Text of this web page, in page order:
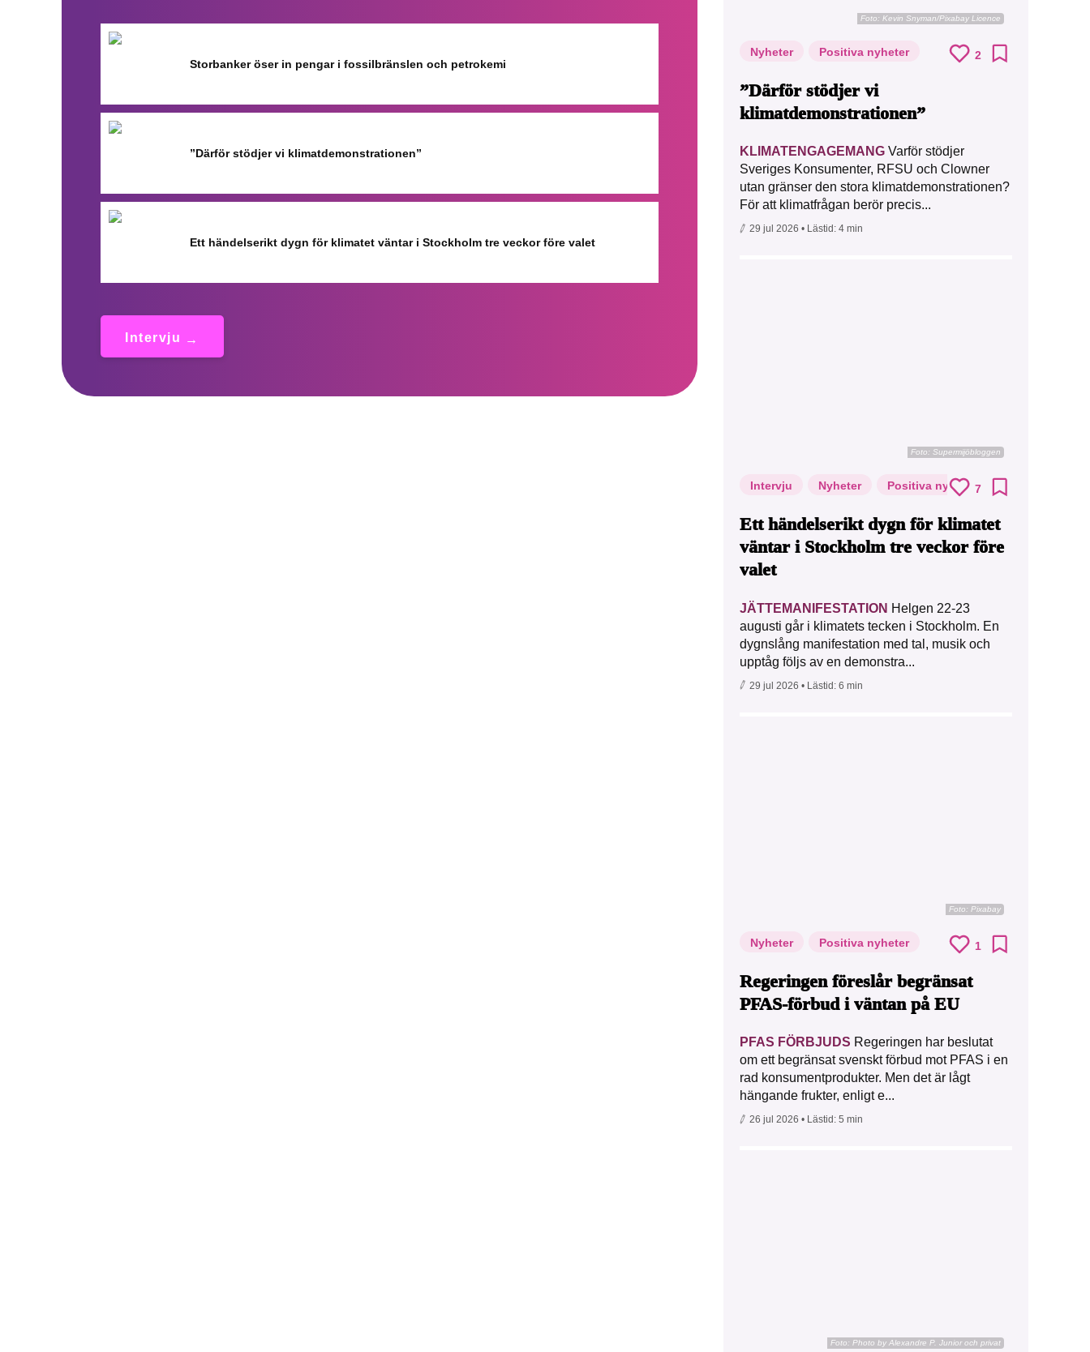
Storbanker öser in pengar i fossilbränslen och petrokemi
”Därför stödjer vi klimatdemonstrationen”
Ett händelserikt dygn för klimatet väntar i Stockholm tre veckor före valet
Intervju
Foto: Kevin Snyman/Pixabay Licence
Nyheter Positiva nyheter 2
”Därför stödjer vi
klimatdemonstrationen”
KLIMATENGAGEMANG Varför stödjer
Sveriges Konsumenter, RFSU och Clowner
utan gränser den stora klimatdemonstrationen?
För att klimatfrågan berör precis...
29 jul 2026 • Lästid: 4 min
Foto: Supermijöbloggen
Intervju Nyheter Positiva nyheter7
Ett händelserikt dygn för klimatet
väntar i Stockholm tre veckor före
valet
JÄTTEMANIFESTATION Helgen 22-23
augusti går i klimatets tecken i Stockholm. En
dygnslång manifestation med tal, musik och
upptåg följs av en demonstra...
29 jul 2026 • Lästid: 6 min
Foto: Pixabay
Nyheter Positiva nyheter 1
Regeringen föreslår begränsat
PFAS-förbud i väntan på EU
PFAS FÖRBJUDS Regeringen har beslutat
om ett begränsat svenskt förbud mot PFAS i en
rad konsumentprodukter. Men det är lågt
hängande frukter, enligt e...
26 jul 2026 • Lästid: 5 min
Foto: Photo by Alexandre P. Junior och privat